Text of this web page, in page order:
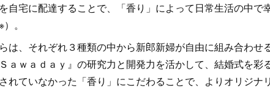
自宅に配達することで、「香り」によって日常生活の中で
。
は、それぞれ３種類の中から新郎新婦が自由に組み合わせ
ａｗａｄａｙ』の研究力と開発力を活かして、結婚式を彩
れていなかった「香り」にこだわることで、よりオリジナ